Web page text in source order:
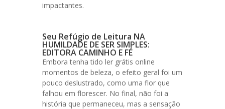
impactantes.
Seu Refúgio de Leitura NA
HUMILDADE DE SER SIMPLES:
EDITORA CAMINHO E FÉ
Embora tenha tido ler grátis online
momentos de beleza, o efeito geral foi um
pouco deslustrado, como uma flor que
falhou em florescer. No final, não foi a
história que permaneceu, mas a sensação